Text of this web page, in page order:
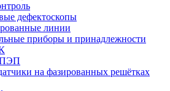
дефектоскопы
линии
приборы и принадлежности
ПЭП
на фазированных решётках